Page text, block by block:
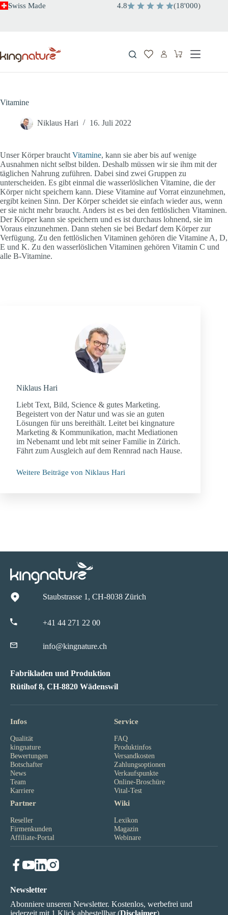
ZumSwiss Made 4.8 (18'000)
Warenkorb
Vitamine
Niklaus Hari 16. Juli 2022
Unser Körper braucht Vitamine, kann sie aber bis auf wenige
Ausnahmen nicht selbst bilden. Deshalb müssen wir sie ihm mit der
täglichen Nahrung zuführen. Dabei sind zwei Gruppen zu
unterscheiden. Es gibt einmal die wasserlöslichen Vitamine, die der
Körper nicht speichern kann. Diese Vitamine auf Vorrat einzunehmen,
ergibt keinen Sinn. Der Körper scheidet sie einfach wieder aus, wenn
er sie nicht mehr braucht. Anders ist es bei den fettlöslichen Vitaminen.
Der Körper kann sie speichern und es ist durchaus lohnend, sie im
Voraus einzunehmen. Dann stehen sie bei Bedarf dem Körper zur
Verfügung. Zu den fettlöslichen Vitaminen gehören die Vitamine A, D,
E und K. Zu den wasserlöslichen Vitaminen gehören Vitamin C und
alle B-Vitamine.
Niklaus Hari
Liebt Text, Bild, Science & gutes Marketing.
Begeistert von der Natur und was sie an guten
Lösungen für uns bereithält. Leitet bei kingnature
Marketing & Kommunikation, macht Mediationen
im Nebenamt und lebt mit seiner Familie in Zürich.
Fährt zum Ausgleich auf dem Rennrad nach Hause.
Weitere Beiträge von Niklaus Hari
Staubstrasse 1, CH-8038 Zürich
+41 44 271 22 00
info@kingnature.ch
Fabrikladen und Produktion
Rütihof 8, CH-8820 Wädenswil
Infos
Qualität
kingnature
Bewertungen
Botschafter
News
Team
Karriere
Service
FAQ
Produktinfos
Versandkosten
Zahlungsoptionen
Verkaufspunkte
Online-Broschüre
Vital-Test
Partner
Reseller
Firmenkunden
Affiliate-Portal
Wiki
Lexikon
Magazin
Webinare
Newsletter
Abonniere unseren Newsletter. Kostenlos, werbefrei und
jederzeit mit 1 Klick abbestellbar (Disclaimer).